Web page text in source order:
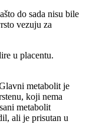
do sada nisu bile
vezuju za
u placentu.
metabolit je
koji nema
metabolit
ali je prisutan u